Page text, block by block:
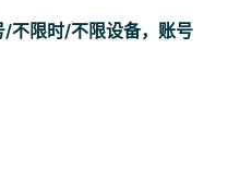
不限时/不限设备，账号